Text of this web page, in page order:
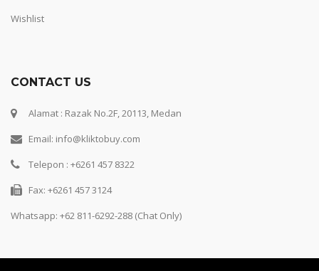
Wishlist
CONTACT US
Alamat : Razak No.2F, 20113, Medan
Email: info@kliktobuy.com
Telepon : +6261 457 8322
Fax: +6261 457 3124
Whatsapp: +62 811-6292-288 (Chat Only)